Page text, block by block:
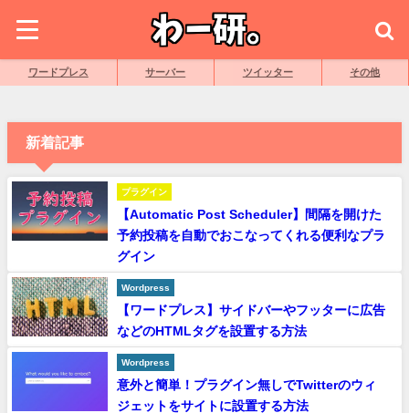
ワードプレス サーバー ツイッター その他
新着記事
プラグイン
【Automatic Post Scheduler】間隔を開けた
予約投稿を自動でおこなってくれる便利なプラ
グイン
Wordpress
【ワードプレス】サイドバーやフッターに広告
などのHTMLタグを設置する方法
Wordpress
意外と簡単！プラグイン無しでTwitterのウィ
ジェットをサイトに設置する方法